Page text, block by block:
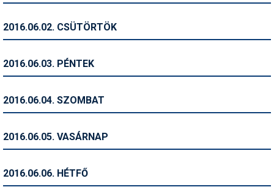
Ingatlan
Kerékpár
2016.06.02. CSÜTÖRTÖK
2016.06.03. PÉNTEK
2016.06.04. SZOMBAT
2016.06.05. VASÁRNAP
2016.06.06. HÉTFŐ